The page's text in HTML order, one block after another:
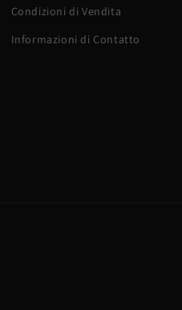
Condizioni di Vendita
Informazioni di Contatto